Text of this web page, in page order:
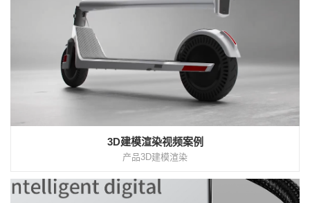
3D建模渲染视频案例
产品3D建模渲染